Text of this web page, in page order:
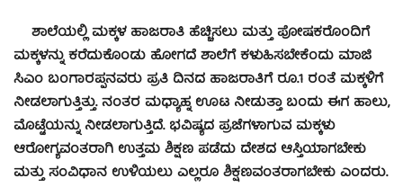
ಶಾಲೆಯಲ್ಲಿ ಮಕ್ಕಳ ಹಾಜರಾತಿ ಹೆಚ್ಚಿಸಲು ಮತ್ತು ಪೋಷಕರೊಂದಿಗೆ
ಮಕ್ಕಳನ್ನು ಕರೆದುಕೊಂಡು ಹೋಗದೆ ಶಾಲೆಗೆ ಕಳುಹಿಸಬೇಕೆಂದು ಮಾಜಿ
ಸಿಎಂ ಬಂಗಾರಪ್ಪನವರು ಪ್ರತಿ ದಿನದ ಹಾಜರಾತಿಗೆ ರೂ.1 ರಂತೆ ಮಕ್ಕಳಿಗೆ
ನೀಡಲಾಗುತ್ತಿತ್ತು. ನಂತರ ಮಧ್ಯಾಹ್ನ ಊಟ ನೀಡುತ್ತಾ ಬಂದು ಈಗ ಹಾಲು,
ಮೊಟ್ಟೆಯನ್ನು ನೀಡಲಾಗುತ್ತಿದೆ. ಭವಿಷ್ಯದ ಪ್ರಜೆಗಳಾಗುವ ಮಕ್ಕಳು
ಆರೋಗ್ಯವಂತರಾಗಿ ಉತ್ತಮ ಶಿಕ್ಷಣ ಪಡೆದು ದೇಶದ ಆಸ್ತಿಯಾಗಬೇಕು
ಮತ್ತು ಸಂವಿಧಾನ ಉಳಿಯಲು ಎಲ್ಲರೂ ಶಿಕ್ಷಣವಂತರಾಗಬೇಕು ಎಂದರು.